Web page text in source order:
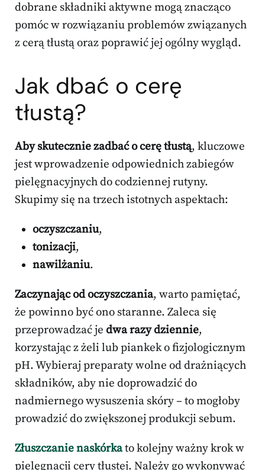
dobrane składniki aktywne mogą znacząco
pomóc w rozwiązaniu problemów związanych
z cerą tłustą oraz poprawić jej ogólny wygląd.
Jak dbać o cerę
tłustą?
Aby skutecznie zadbać o cerę tłustą, kluczowe
jest wprowadzenie odpowiednich zabiegów
pielęgnacyjnych do codziennej rutyny.
Skupimy się na trzech istotnych aspektach:
oczyszczaniu,
tonizacji,
nawilżaniu.
Zaczynając od oczyszczania, warto pamiętać,
że powinno być ono staranne. Zaleca się
przeprowadzać je dwa razy dziennie,
korzystając z żeli lub piankek o fizjologicznym
pH. Wybieraj preparaty wolne od drażniących
składników, aby nie doprowadzić do
nadmiernego wysuszenia skóry – to mogłoby
prowadzić do zwiększonej produkcji sebum.
Złuszczanie naskórkato kolejny ważny krok w
pielęgnacji cery tłustej. Należy go wykonywać